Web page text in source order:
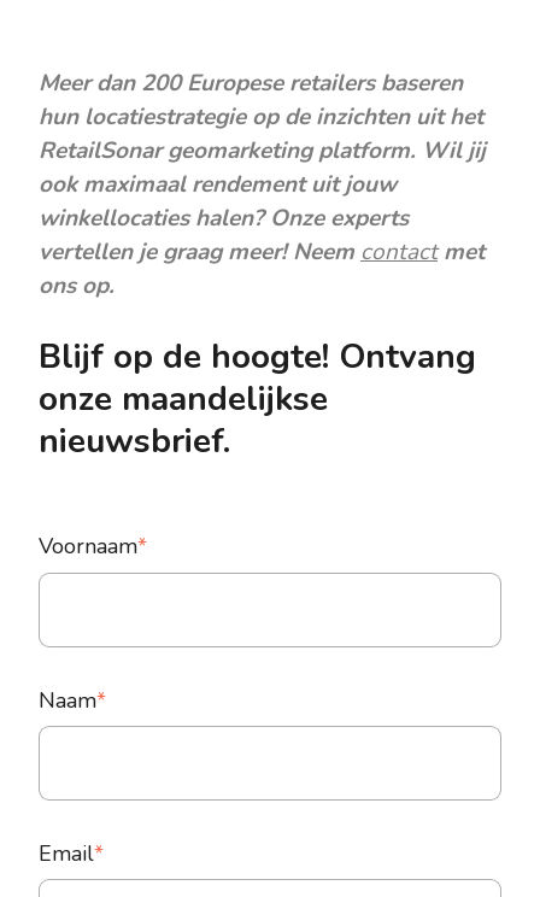
Meer dan 200 Europese retailers baseren
hun locatiestrategie op de inzichten uit het
RetailSonar geomarketing platform. Wil jij
ook maximaal rendement uit jouw
winkellocaties halen? Onze experts
vertellen je graag meer! Neemcontact met
ons op.
Blijf op de hoogte! Ontvang
onze maandelijkse
nieuwsbrief.
Voornaam*
Naam*
Email*